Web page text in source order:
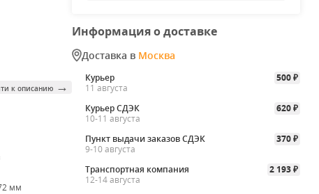
к описанию →
мм
Информация о доставке
Доставка в Москва
Курьер 500 ₽
11 августа
Курьер СДЭК
620 ₽
10-11 августа
Пункт выдачи заказов СДЭК
370 ₽
9-10 августа
Транспортная компания
2 193 ₽
12-14 августа